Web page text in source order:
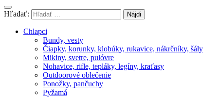
Hľadať:
Chlapci
Bundy, vesty
Čiapky, korunky, klobúky, rukavice, nákrčníky, šály
Mikiny, svetre, pulóvre
Nohavice, rifle, tepláky, legíny, kraťasy
Outdoorové oblečenie
Ponožky, pančuchy
Pyžamá